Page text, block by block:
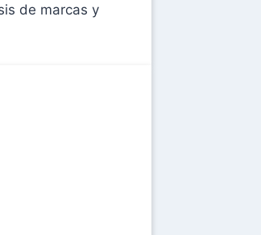
de marcas y